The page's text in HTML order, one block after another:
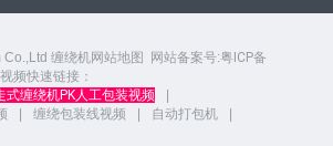
缠绕机网站地图 网站备案号:粤ICP备
频快速链接：
式缠绕机PK人工包装视频
缠绕包装线视频 自动打包机